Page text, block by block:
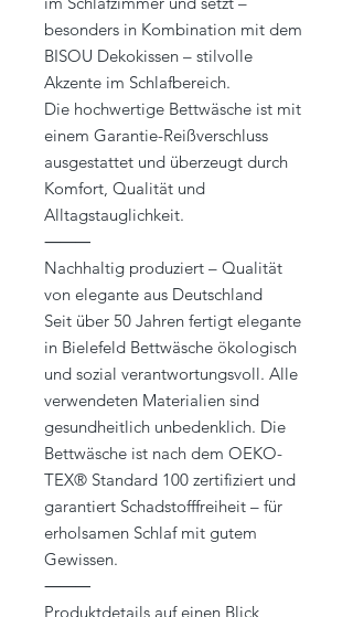
besonders in Kombination mit dem
BISOU Dekokissen – stilvolle
Akzente im Schlafbereich.
Die hochwertige Bettwäsche ist mit
einem Garantie-Reißverschluss
ausgestattet und überzeugt durch
Komfort, Qualität und
Alltagstauglichkeit.
⸻
Nachhaltig produziert – Qualität
von elegante aus Deutschland
Seit über 50 Jahren fertigt elegante
in Bielefeld Bettwäsche ökologisch
und sozial verantwortungsvoll. Alle
verwendeten Materialien sind
gesundheitlich unbedenklich. Die
Bettwäsche ist nach dem OEKO-
TEX® Standard 100 zertifiziert und
garantiert Schadstofffreiheit – für
erholsamen Schlaf mit gutem
Gewissen.
⸻
Produktdetails auf einen Blick